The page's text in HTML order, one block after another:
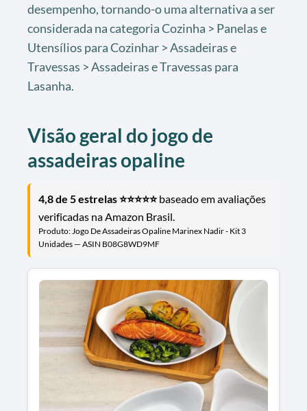
desempenho, tornando-o uma alternativa a ser
considerada na categoria Cozinha > Panelas e
Utensílios para Cozinhar > Assadeiras e
Travessas > Assadeiras e Travessas para
Lasanha.
Visão geral do jogo de
assadeiras opaline
4,8 de 5 estrelas ⭐⭐⭐⭐⭐baseado em avaliações
verificadas na Amazon Brasil.
Produto: Jogo De Assadeiras Opaline Marinex Nadir - Kit 3
Unidades — ASIN B08G8WD9MF